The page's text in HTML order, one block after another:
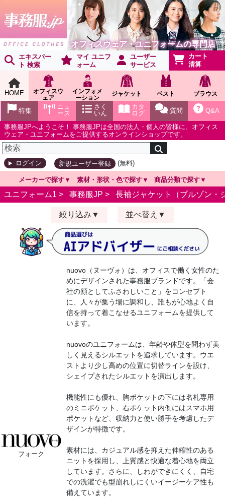
オフィスウェア・ユニフォームの専門店
エキスパー
ト 検索
マイ ユニフ
ォーム
ユーザー
サービス
カート
清算
HOME
オフィスウ
ェア
インフォメ
ーション
ショールー
ム
ジャケット ベスト ブラウス
Q&A
質問
カタ
ログ
さく
いん
ニュ
ース
特集
事務服JPへようこそ！ 事務服JPは全国の法人・個人の皆様に、オフィス
ウェア・ユニフォームをご提供するオンラインショップです。
ログイン 新規ユーザー登録 (無料)
メーカーで探す 素材・形状・色で探す 商品分類で探す
ユニフォーム1 > 事務服JP > 長袖ジャケット（ブルゾン・
絞り込み 並べ替え
フォーク
​nuovo（ヌーヴォ）は、オフィスで働く女性のた
めにデザインされた事務服ブランドです。​「会
社の顔としてふさわしいこと」をコンセプト
に、人々が集う場に調和し、誰もが心地よく自
信を持って着こなせるユニフォームを提供して
います。
nuovoのユニフォームは、年齢や体型を問わず美
しく見えるシルエットを追求しています。​ウエ
ストより少し高めの位置に切替ラインを設け、
シェイプされたシルエットを演出します。
機能性にも優れ、胸ポケットの下には名札専用
のミニポケット、右ポケット内側にはスマホ用
ポケットなど、収納力と使い勝手を考慮したデ
ザインが特徴です。
素材には、カジュアル感を抑えた伸縮性のある
ニットを採用し、上質感と快適な着心地を両立
しています。​さらに、しわができにくく、自宅
での洗濯でも型崩れしにくいイージーケア性も
備えています。